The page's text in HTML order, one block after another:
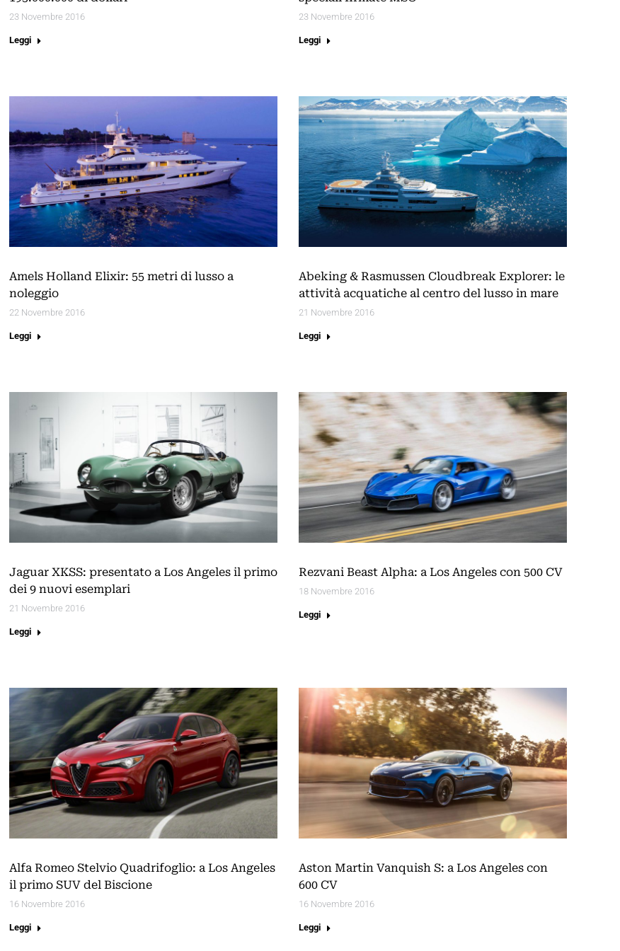
23 Novembre 2016
Leggi
23 Novembre 2016
Leggi
Amels Holland Elixir: 55 metri di lusso a
noleggio
22 Novembre 2016
Leggi
Abeking & Rasmussen Cloudbreak Explorer: le
attività acquatiche al centro del lusso in mare
21 Novembre 2016
Leggi
Jaguar XKSS: presentato a Los Angeles il primo
dei 9 nuovi esemplari
21 Novembre 2016
Leggi
Rezvani Beast Alpha: a Los Angeles con 500 CV
18 Novembre 2016
Leggi
Alfa Romeo Stelvio Quadrifoglio: a Los Angeles
il primo SUV del Biscione
16 Novembre 2016
Leggi
Aston Martin Vanquish S: a Los Angeles con
600 CV
16 Novembre 2016
Leggi